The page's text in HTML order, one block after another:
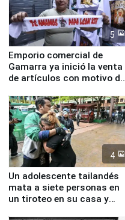
5
Emporio comercial de
Gamarra ya inició la venta
de artículos con motivo de
4
Un adolescente tailandés
mata a siete personas en
un tiroteo en su casa y